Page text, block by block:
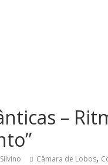
–
Câmara de Lobos,